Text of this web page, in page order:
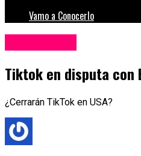
Vamo a Conocerlo
Tiktok en disputa con
¿Cerrarán TikTok en USA?